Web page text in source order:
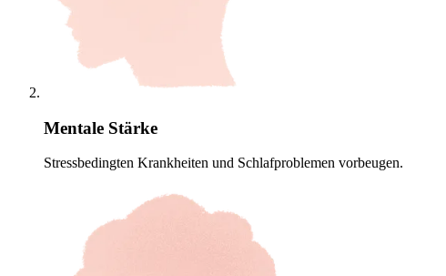
Mentale Stärke
Stressbedingten Krankheiten und Schlafproblemen vorbeugen.